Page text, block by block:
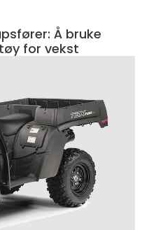
Å bruke
for vekst